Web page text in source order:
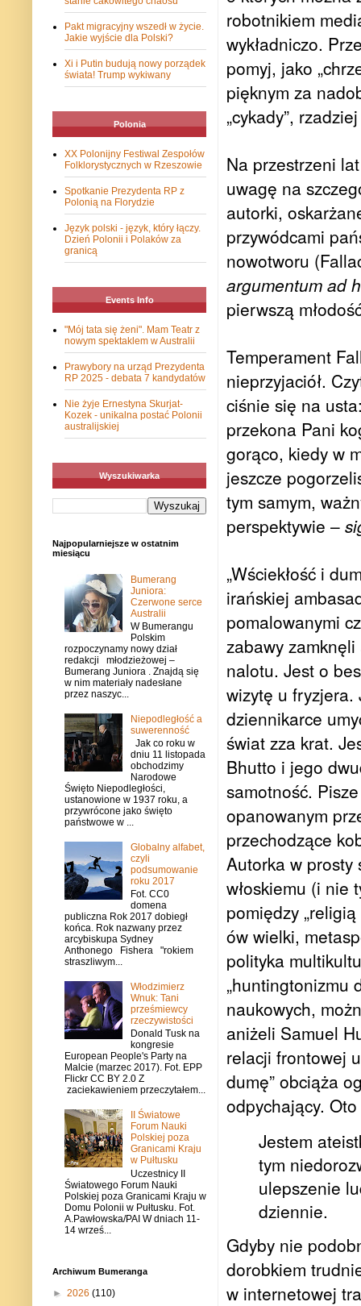
robotnikiem
wykładniczo.
pomyj, jako
pięknym za
„cykady”,
Na przestrzeni
uwagę na
autorki,
przywódcami
nowotworu
argumentum ad
pierwszą
Temperament
nieprzyjaciół.
ciśnie się na
przekona Pani
gorąco, kiedy w
jeszcze
tym samym,
perspektywie –
„Wściekłość i
irańskiej
pomalowanymi
zabawy
nalotu. Jest o
wizytę u fryzjera.
dziennikarce
świat zza krat.
Bhutto i jego
samotność.
opanowanym
przechodzące
Autorka w prosty
włoskiemu (i nie
pomiędzy
ów wielki,
polityka
„huntingtonizmu
naukowych,
aniżeli Samuel
relacji frontowej
dumę” obciąża
odpychający.
Jestem
tym
ulepszenie
dziennie.
Gdyby nie
dorobkiem
w internetowej
Pakt migracyjny wszedł w życie.
Jakie wyjście dla Polski?
Xi i Putin budują nowy porządek
świata! Trump wykiwany
Polonia
XX Polonijny Festiwal Zespołów
Folklorystycznych w Rzeszowie
Spotkanie Prezydenta RP z
Polonią na Florydzie
Język polski - język, który łączy.
Dzień Polonii i Polaków za
granicą
Events Info
"Mój tata się żeni". Mam Teatr z
nowym spektaklem w Australii
Prawybory na urząd Prezydenta
RP 2025 - debata 7 kandydatów
Nie żyje Ernestyna Skurjat-
Kozek - unikalna postać Polonii
australijskiej
Wyszukiwarka
Najpopularniejsze w ostatnim
miesiącu
Bumerang
Juniora:
Czerwone serce
Australii
W Bumerangu
Polskim
rozpoczynamy nowy dział
redakcji młodzieżowej –
Bumerang Juniora . Znajdą się
w nim materiały nadesłane
przez naszyc...
Niepodległość a
suwerenność
Jak co roku w
dniu 11 listopada
obchodzimy
Narodowe
Święto Niepodległości,
ustanowione w 1937 roku, a
przywrócone jako święto
państwowe w ...
Globalny alfabet,
czyli
podsumowanie
roku 2017
Fot. CC0
domena
publiczna Rok 2017 dobiegł
końca. Rok nazwany przez
arcybiskupa Sydney
Anthonego Fishera "rokiem
straszliwym...
Włodzimierz
Wnuk: Tani
prześmiewcy
rzeczywistości
Donald Tusk na
kongresie
European People's Party na
Malcie (marzec 2017). Fot. EPP
Flickr CC BY 2.0 Z
zaciekawieniem przeczytałem...
II Światowe
Forum Nauki
Polskiej poza
Granicami Kraju
w Pułtusku
Uczestnicy II
Światowego Forum Nauki
Polskiej poza Granicami Kraju w
Domu Polonii w Pułtusku. Fot.
A.Pawłowska/PAI W dniach 11-
14 wrześ...
Archiwum Bumeranga
► 2026 (110)